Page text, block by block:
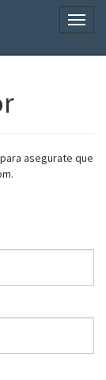
asegurate que